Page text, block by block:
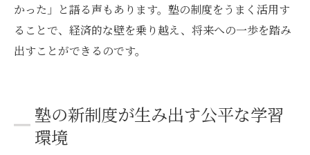
かった」と語る声もあります。塾の制度をうまく活用す
ることで、経済的な壁を乗り越え、将来への一歩を踏み
出すことができるのです。
塾の新制度が生み出す公平な学習
環境